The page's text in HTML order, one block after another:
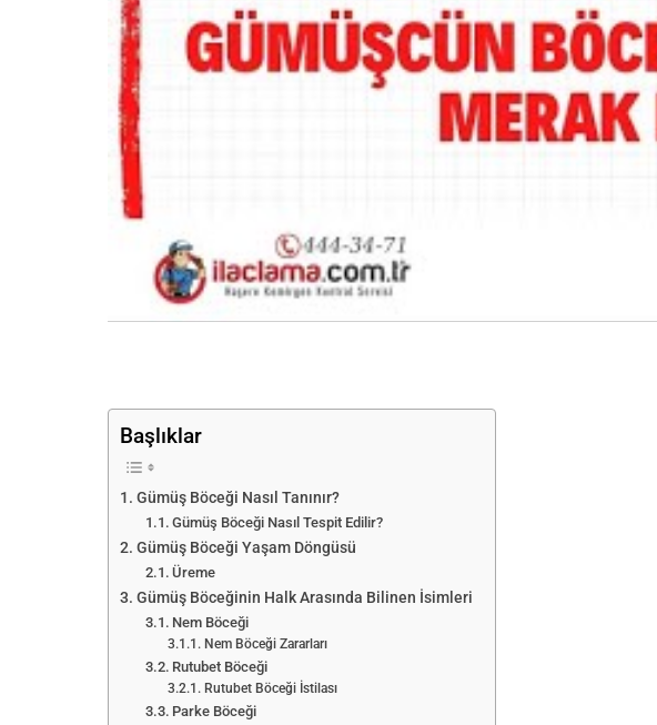
Başlıklar
Gümüş Böceği Nasıl Tanınır?
Gümüş Böceği Nasıl Tespit Edilir?
Gümüş Böceği Yaşam Döngüsü
Üreme
Gümüş Böceğinin Halk Arasında Bilinen İsimleri
Nem Böceği
Nem Böceği Zararları
Rutubet Böceği
Rutubet Böceği İstilası
Parke Böceği